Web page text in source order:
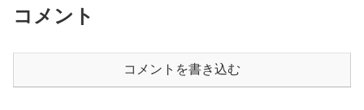
コメント
コメントを書き込む